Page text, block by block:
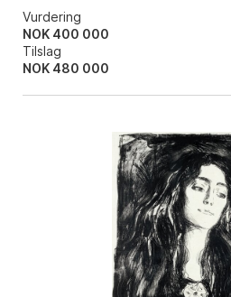
Vurdering
NOK 400 000
Tilslag
NOK 480 000